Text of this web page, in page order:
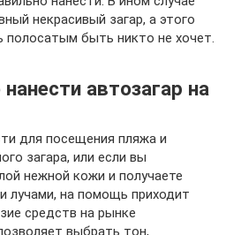
некрасивый загар, а этого
полосатым быть никто не хочет.
автозагар на
для посещения пляжа и
загара, или если вы
нежной кожи и получаете
лучами, на помощь приходит
средств на рынке
выбрать тон,